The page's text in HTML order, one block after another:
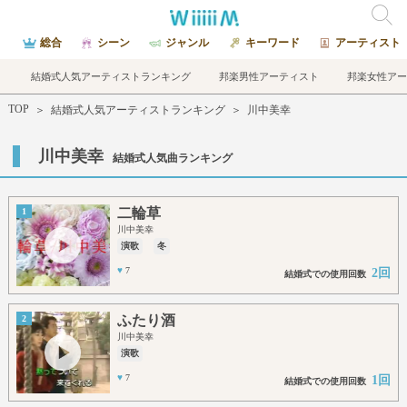
総合 シーン ジャンル キーワード アーティスト
結婚式人気アーティストランキング 邦楽男性アーティスト 邦楽女性ア
TOP ＞ 結婚式人気アーティストランキング ＞ 川中美幸
川中美幸 結婚式人気曲ランキング
1 二輪草
川中美幸
演歌
冬
♥ 7 結婚式での使用回数 2回
2 ふたり酒
川中美幸
演歌
♥ 7 結婚式での使用回数 1回